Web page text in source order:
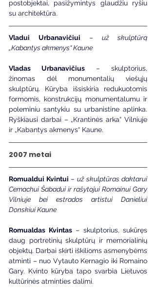
postobjektai, pasižymintys glaudžiu ryšiu
su architektūra.
Vladui Urbanavičiui – už skulptūrą
„Kabantys akmenys“ Kaune
Vladas Urbanavičius – skulptorius,
žinomas dėl monumentalių viešųjų
skulptūrų. Kūryba išsiskiria redukuotomis
formomis, konstrukcijų monumentalumu ir
poleminiu santykiu su urbanistine aplinka.
Ryškiausi darbai – „Krantinės arka“ Vilniuje
ir „Kabantys akmenys“ Kaune.
2007 metai
Romualdui Kvintui – už skulptūras daktarui
Cemachui Šabadui ir rašytojui Romainui Gary
Vilniuje bei estrados artistui Danieliui
Donskiui Kaune
Romualdas Kvintas – skulptorius, sukūręs
daug portretinių skulptūrų ir memorialinių
objektų. Darbai skirti iškilioms asmenybėms
atminti – nuo Vytauto Kernagio iki Romaino
Gary. Kvinto kūryba tapo svarbia Lietuvos
kultūrinės atminties dalimi.